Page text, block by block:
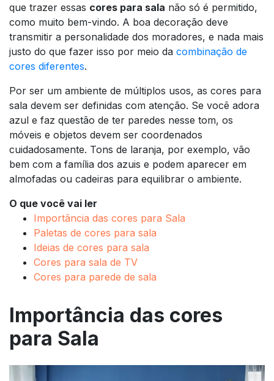
que trazer essas cores para sala não só é permitido,
como muito bem-vindo. A boa decoração deve
transmitir a personalidade dos moradores, e nada mais
justo do que fazer isso por meio da combinação de
cores diferentes.
Por ser um ambiente de múltiplos usos, as cores para
sala devem ser definidas com atenção. Se você adora
azul e faz questão de ter paredes nesse tom, os
móveis e objetos devem ser coordenados
cuidadosamente. Tons de laranja, por exemplo, vão
bem com a família dos azuis e podem aparecer em
almofadas ou cadeiras para equilibrar o ambiente.
O que você vai ler
Importância das cores para Sala
Paletas de cores para sala
Ideias de cores para sala
Cores para sala de TV
Cores para parede de sala
Importância das cores
para Sala